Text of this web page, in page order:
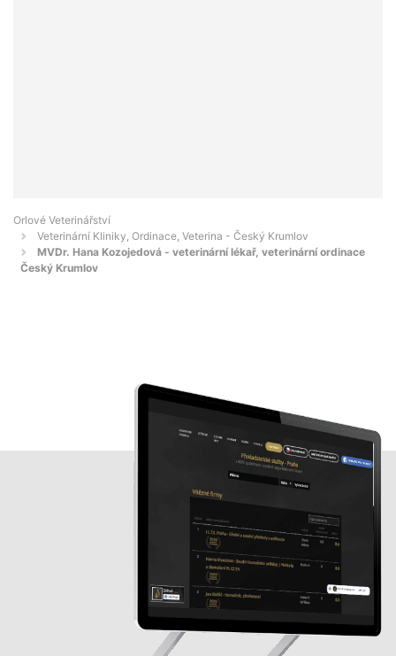
Orlové Veterinářství
Veterinární Kliniky, Ordinace, Veterina - Český Krumlov
MVDr. Hana Kozojedová - veterinární lékař, veterinární ordinace
Český Krumlov